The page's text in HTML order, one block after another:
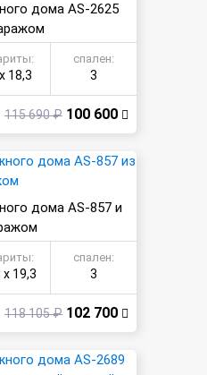
дома AS-2625
18,3
спален:
3
115 690 ₽ 100 600
дома AS-857 и
х 19,3
спален:
3
118 105 ₽ 102 700